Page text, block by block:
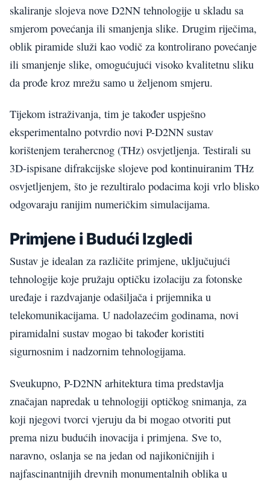
skaliranje slojeva nove D2NN tehnologije u skladu sa
smjerom povećanja ili smanjenja slike. Drugim riječima,
oblik piramide služi kao vodič za kontrolirano povećanje
ili smanjenje slike, omogućujući visoko kvalitetnu sliku
da prođe kroz mrežu samo u željenom smjeru.
Tijekom istraživanja, tim je također uspješno
eksperimentalno potvrdio novi P-D2NN sustav
korištenjem terahercnog (THz) osvjetljenja. Testirali su
3D-ispisane difrakcijske slojeve pod kontinuiranim THz
osvjetljenjem, što je rezultiralo podacima koji vrlo blisko
odgovaraju ranijim numeričkim simulacijama.
Primjene i Budući Izgledi
Sustav je idealan za različite primjene, uključujući
tehnologije koje pružaju optičku izolaciju za fotonske
uređaje i razdvajanje odašiljača i prijemnika u
telekomunikacijama. U nadolazećim godinama, novi
piramidalni sustav mogao bi također koristiti
sigurnosnim i nadzornim tehnologijama.
Sveukupno, P-D2NN arhitektura tima predstavlja
značajan napredak u tehnologiji optičkog snimanja, za
koji njegovi tvorci vjeruju da bi mogao otvoriti put
prema nizu budućih inovacija i primjena. Sve to,
naravno, oslanja se na jedan od najikoničnijih i
najfascinantnijih drevnih monumentalnih oblika u